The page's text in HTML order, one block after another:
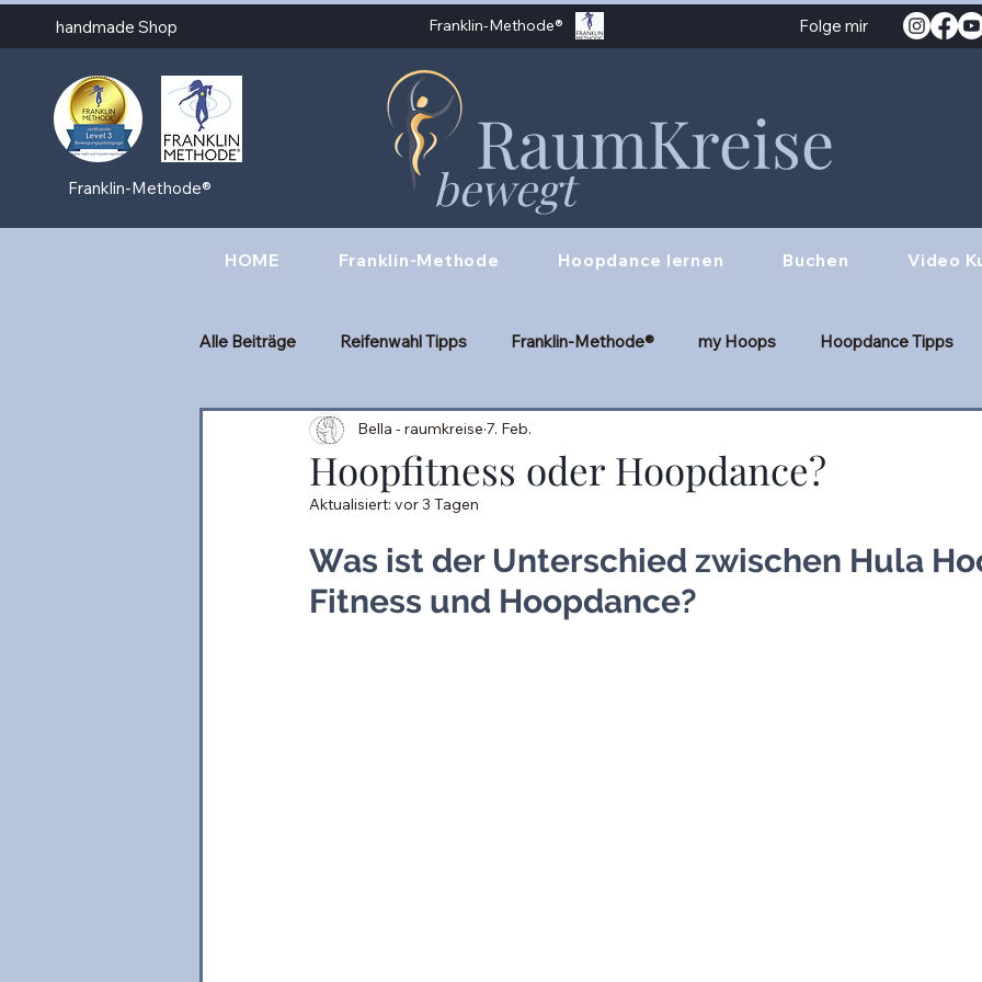
handmade Shop Franklin-Methode® Folge mir
Franklin-Methode®
RaumKreise
bewegt
HOME Franklin-Methode Hoopdance lernen Buchen Video
Alle Beiträge Reifenwahl Tipps Franklin-Methode® my Hoops Hoopdance Tipps
meine Kurse Hoopdance Twinhooping
Hoopfitness oder Hoopdance?
Bella - raumkreise 7. Feb.
Aktualisiert: vor 3 Tagen
Was ist der Unterschied zwischen Hula
Fitness und Hoopdance?